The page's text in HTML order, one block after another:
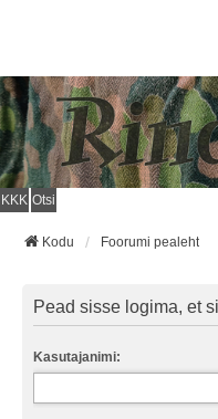
KKK Otsi
Kodu Foorumi pealeht
Pead sisse logima, et
Kasutajanimi: